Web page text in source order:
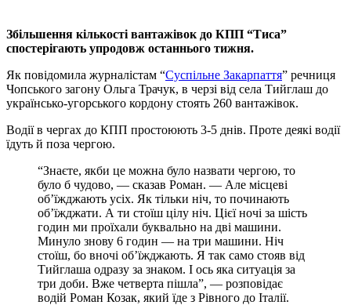
Збільшення кількості вантажівок до КПП “Тиса”
спостерігають упродовж останнього тижня.
Як повідомила журналістам “Суспільне Закарпаття” речниця
Чопського загону Ольга Трачук, в черзі від села Тийглаш до
українсько-угорського кордону стоять 260 вантажівок.
Водії в чергах до КПП простоюють 3-5 днів. Проте деякі водії
їдуть й поза чергою.
“Знаєте, якби це можна було назвати чергою, то
було б чудово, — сказав Роман. — Але місцеві
об’їжджають усіх. Як тільки ніч, то починають
об’їжджати. А ти стоїш цілу ніч. Цієї ночі за шість
годин ми проїхали буквально на дві машини.
Минуло знову 6 годин — на три машини. Ніч
стоїш, бо вночі об’їжджають. Я так само стояв від
Тийглаша одразу за знаком. І ось яка ситуація за
три доби. Вже четверта пішла”, — розповідає
водій Роман Козак, який їде з Рівного до Італії.